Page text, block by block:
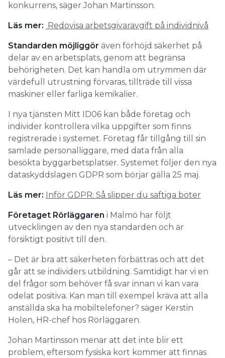
konkurrens, säger Johan Martinsson.
Läs mer: Redovisa arbetsgivaravgift på individnivå
Standarden möjliggör även förhöjd säkerhet på
delar av en arbetsplats, genom att begränsa
behörigheten. Det kan handla om utrymmen där
värdefull utrustning förvaras, tillträde till vissa
maskiner eller farliga kemikalier.
I nya tjänsten Mitt ID06 kan både företag och
individer kontrollera vilka uppgifter som finns
registrerade i systemet. Företag får tillgång till sin
samlade personalliggare, med data från alla
besökta byggarbetsplatser. Systemet följer den nya
dataskyddslagen GDPR som börjar gälla 25 maj.
Läs mer: Inför GDPR: Så slipper du saftiga böter
Företaget Rörläggaren i Malmö har följt
utvecklingen av den nya standarden och är
försiktigt positivt till den.
– Det är bra att säkerheten förbättras och att det
går att se individers utbildning. Samtidigt har vi en
del frågor som behöver få svar innan vi kan vara
odelat positiva. Kan man till exempel kräva att alla
anställda ska ha mobiltelefoner? säger Kerstin
Holen, HR-chef hos Rörläggaren.
Johan Martinsson menar att det inte blir ett
problem, eftersom fysiska kort kommer att finnas